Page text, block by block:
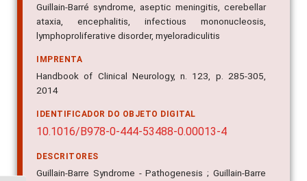
Guillain-Barré syndrome, aseptic meningitis, cerebellar
ataxia, encephalitis, infectious mononucleosis,
lymphoproliferative disorder, myeloradiculitis
IMPRENTA
Handbook of Clinical Neurology, n. 123, p. 285-305,
2014
IDENTIFICADOR DO OBJETO DIGITAL
10.1016/B978-0-444-53488-0.00013-4
DESCRITORES
Guillain-Barre Syndrome - Pathogenesis ; Guillain-Barre